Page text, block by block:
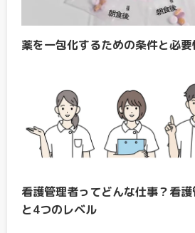
薬を一包化するための条件と必
看護管理者ってどんな仕事？看
と4つのレベル